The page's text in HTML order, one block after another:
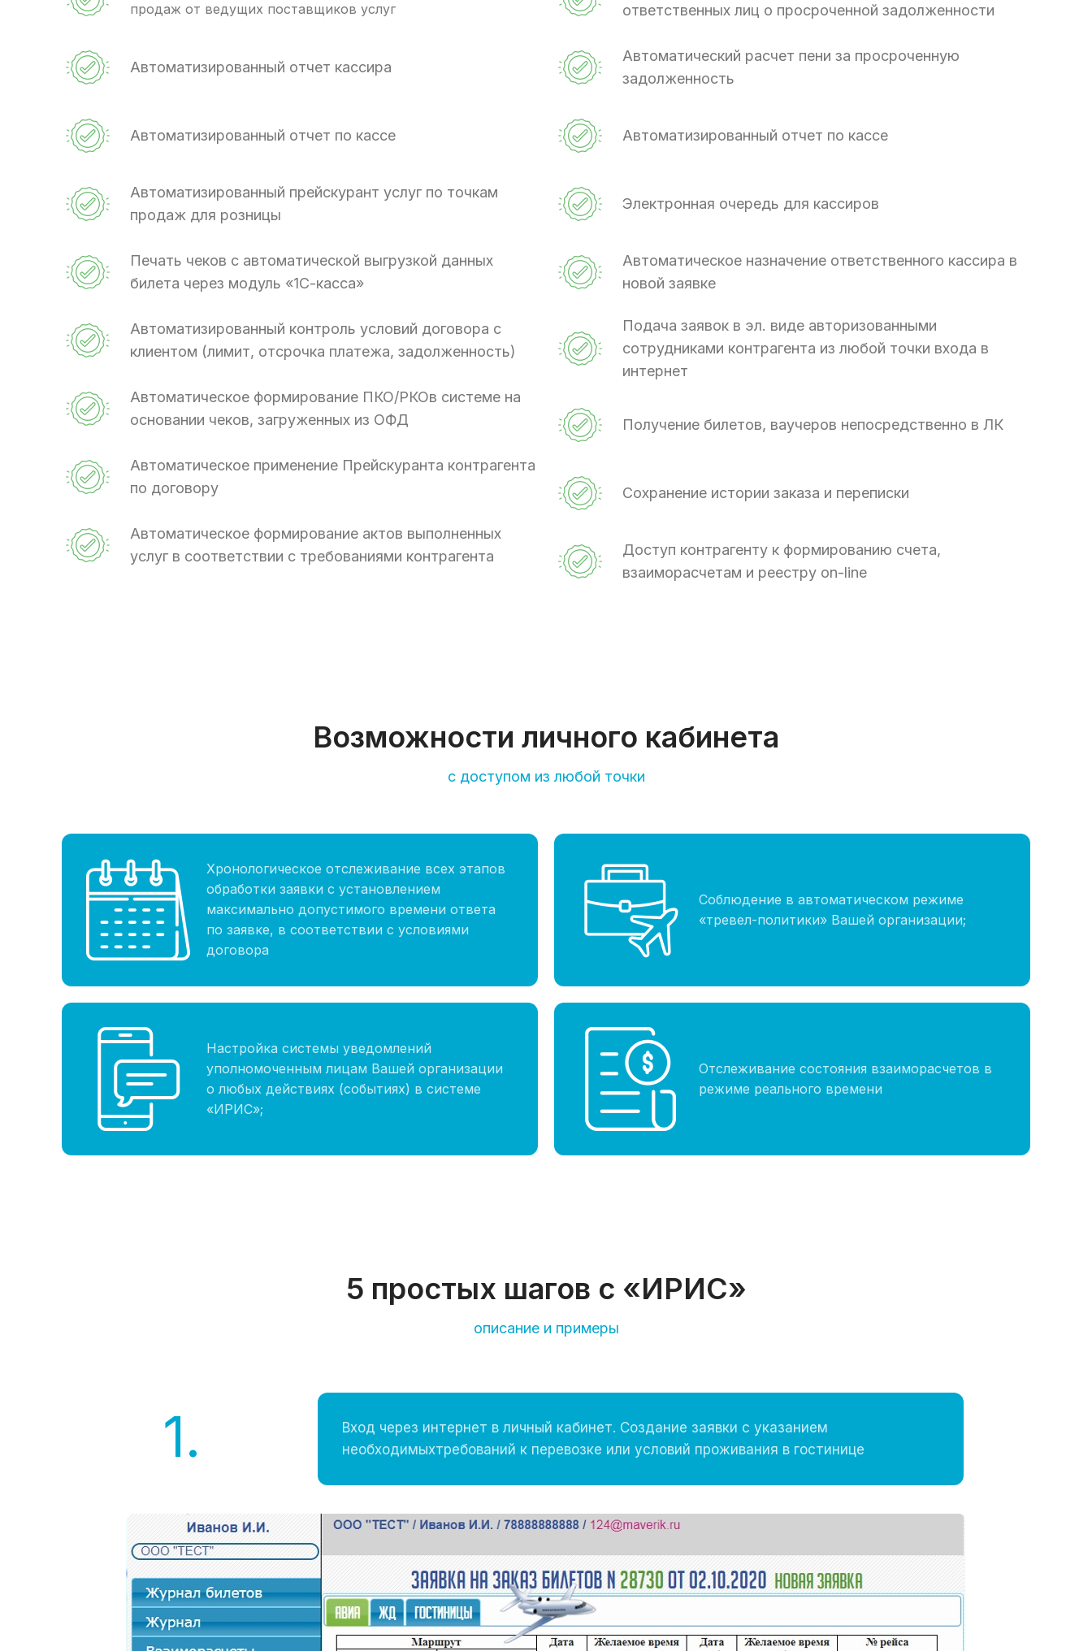
продаж от ведущих поставщиков услуг
Автоматизированный отчет кассира
Автоматизированный отчет по кассе
Автоматизированный прейскурант услуг по точкам
продаж для розницы
Печать чеков с автоматической выгрузкой данных
билета через модуль «1С-касса»
Автоматизированный контроль условий договора с
клиентом (лимит, отсрочка платежа, задолженность)
Автоматическое формирование ПКО/РКОв системе на
основании чеков, загруженных из ОФД
Автоматическое применение Прейскуранта контрагента
по договору
Автоматическое формирование актов выполненных
услуг в соответствии с требованиями контрагента
ответственных лиц о просроченной задолженности
Автоматический расчет пени за просроченную
задолженность
Автоматизированный отчет по кассе
Электронная очередь для кассиров
Автоматическое назначение ответственного кассира в
новой заявке
Подача заявок в эл. виде авторизованными
сотрудниками контрагента из любой точки входа в
интернет
Получение билетов, ваучеров непосредственно в ЛК
Сохранение истории заказа и переписки
Доступ контрагенту к формированию счета,
взаиморасчетам и реестру on-line
Возможности личного кабинета
с доступом из любой точки
Хронологическое отслеживание всех этапов
обработки заявки с установлением
максимально допустимого времени ответа
по заявке, в соответствии с условиями
договора
Соблюдение в автоматическом режиме
«тревел-политики» Вашей организации;
Настройка системы уведомлений
уполномоченным лицам Вашей организации
о любых действиях (событиях) в системе
«ИРИС»;
Отслеживание состояния взаиморасчетов в
режиме реального времени
5 простых шагов с «ИРИС»
описание и примеры
1.
Вход через интернет в личный кабинет. Создание заявки с указанием
необходимыхтребований к перевозке или условий проживания в гостинице